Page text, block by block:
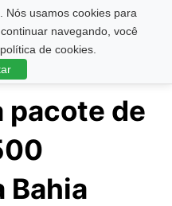
Nós usamos cookies para
navegando, você
de cookies.
pacote de
Bahia